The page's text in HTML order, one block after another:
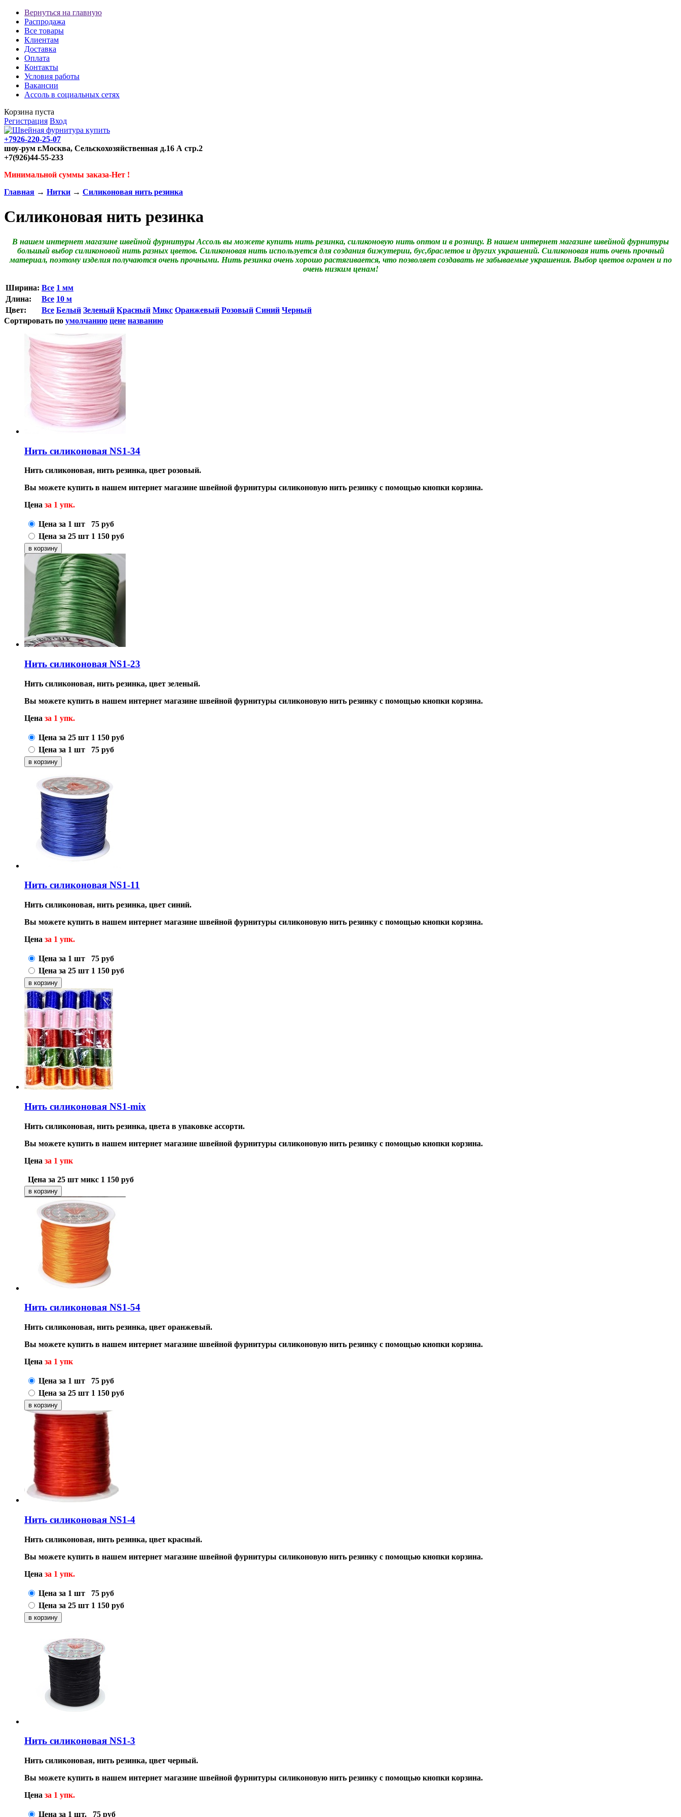
Вернуться на главную
Распродажа
Все товары
Клиентам
Доставка
Оплата
Контакты
Условия работы
Вакансии
Ассоль в социальных сетях
Корзина пуста
Регистрация Вход
+7926-220-25-07
шоу-рум г.Москва, Сельскохозяйственная д.16 А стр.2
+7(926)44-55-233
Минимальной суммы заказа-Нет !
Главная → Нитки → Силиконовая нить резинка
Силиконовая нить резинка
В нашем интернет магазине швейной фурнитуры Ассоль вы можете купить нить резинка, силиконовую нить оптом и в розницу. В нашем интернет магазине швейной фурнитуры
большый выбор силиконовой нить разных цветов. Силиконовая нить используется для создания бижутерии, бус,браслетов и других украшений. Силиконовая нить очень прочный
материал, поэтому изделия получаются очень прочными. Нить резинка очень хорошо растягивается, что позволяет создавать не забываемые украшения. Выбор цветов огромен и по
очень низким ценам!
Ширина: Все 1 мм
Длина:
Все 10 м
Цвет:
Все Белый Зеленый Красный Микс Оранжевый Розовый Синий Черный
Сортировать по умолчанию цене названию
Нить силиконовая NS1-34
Нить силиконовая, нить резинка, цвет розовый.
Вы можете купить в нашем интернет магазине швейной фурнитуры силиконовую нить резинку с помощью кнопки корзина.
Цена за 1 упк.
Цена за 1 шт 75 руб
Цена за 25 шт 1 150 руб
Нить силиконовая NS1-23
Нить силиконовая, нить резинка, цвет зеленый.
Вы можете купить в нашем интернет магазине швейной фурнитуры силиконовую нить резинку с помощью кнопки корзина.
Цена за 1 упк.
Цена за 25 шт 1 150 руб
Цена за 1 шт
75 руб
Нить силиконовая NS1-11
Нить силиконовая, нить резинка, цвет синий.
Вы можете купить в нашем интернет магазине швейной фурнитуры силиконовую нить резинку с помощью кнопки корзина.
Цена за 1 упк.
Цена за 1 шт 75 руб
Цена за 25 шт 1 150 руб
Нить силиконовая NS1-mix
Нить силиконовая, нить резинка, цвета в упаковке ассорти.
Вы можете купить в нашем интернет магазине швейной фурнитуры силиконовую нить резинку с помощью кнопки корзина.
Цена за 1 упк
Цена за 25 шт микс 1 150 руб
Нить силиконовая NS1-54
Нить силиконовая, нить резинка, цвет оранжевый.
Вы можете купить в нашем интернет магазине швейной фурнитуры силиконовую нить резинку с помощью кнопки корзина.
Цена за 1 упк
Цена за 1 шт 75 руб
Цена за 25 шт 1 150 руб
Нить силиконовая NS1-4
Нить силиконовая, нить резинка, цвет красный.
Вы можете купить в нашем интернет магазине швейной фурнитуры силиконовую нить резинку с помощью кнопки корзина.
Цена за 1 упк.
Цена за 1 шт 75 руб
Цена за 25 шт 1 150 руб
Нить силиконовая NS1-3
Нить силиконовая, нить резинка, цвет черный.
Вы можете купить в нашем интернет магазине швейной фурнитуры силиконовую нить резинку с помощью кнопки корзина.
Цена за 1 упк.
Цена за 1 шт. 75 руб